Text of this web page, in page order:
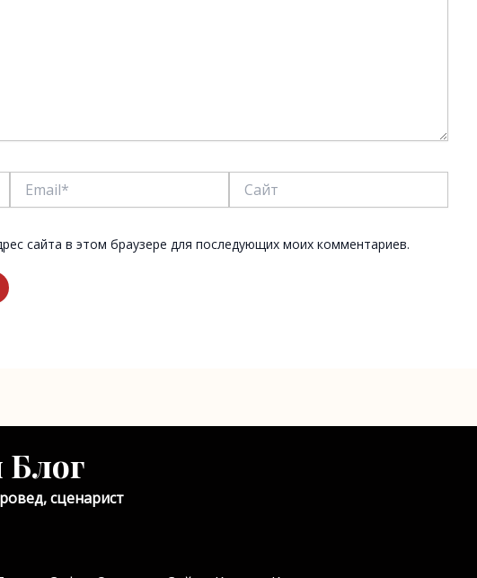
сайта в этом браузере для последующих моих комментариев.
сценарист